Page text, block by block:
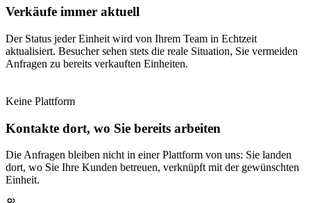
Verkäufe immer aktuell
Der Status jeder Einheit wird von Ihrem Team in Echtzeit
aktualisiert. Besucher sehen stets die reale Situation, Sie vermeiden
Anfragen zu bereits verkauften Einheiten.
Keine Plattform
Kontakte dort, wo Sie bereits arbeiten
Die Anfragen bleiben nicht in einer Plattform von uns: Sie landen
dort, wo Sie Ihre Kunden betreuen, verknüpft mit der gewünschten
Einheit.